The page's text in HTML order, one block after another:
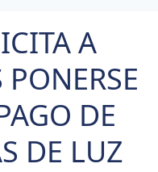
A
DE
DE LUZ